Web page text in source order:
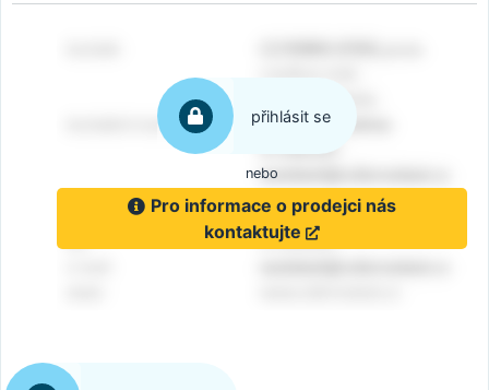
přihlásit se
nebo
Pro informace o prodejci nás
kontaktujte